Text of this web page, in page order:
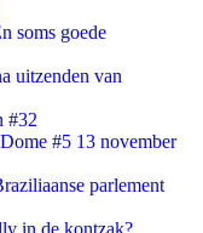
soms goede
uitzenden van
#32
#5 13 november
parlement
in de kontzak?